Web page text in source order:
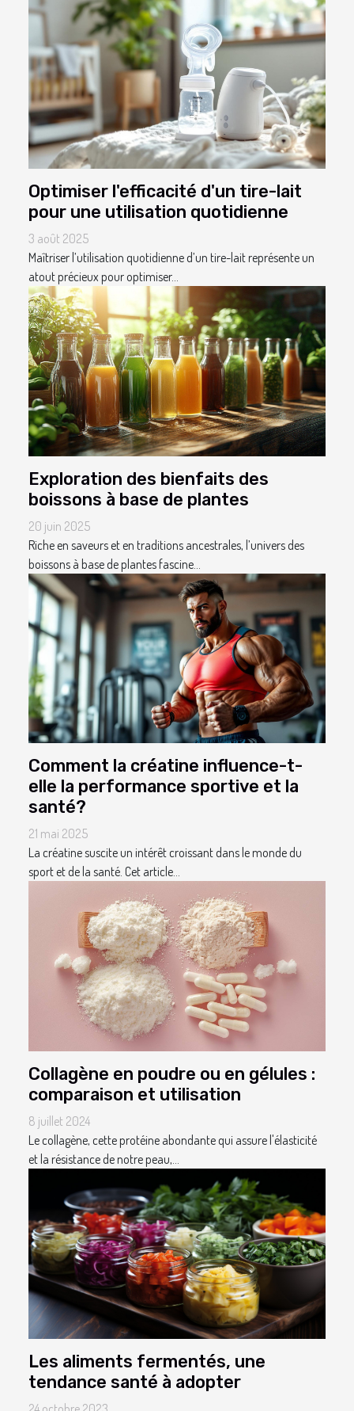
Optimiser l'efficacité d'un tire-lait
pour une utilisation quotidienne
3 août 2025
Maîtriser l’utilisation quotidienne d’un tire-lait représente un
atout précieux pour optimiser...
Exploration des bienfaits des
boissons à base de plantes
20 juin 2025
Riche en saveurs et en traditions ancestrales, l’univers des
boissons à base de plantes fascine...
Comment la créatine influence-t-
elle la performance sportive et la
santé?
21 mai 2025
La créatine suscite un intérêt croissant dans le monde du
sport et de la santé. Cet article...
Collagène en poudre ou en gélules :
comparaison et utilisation
8 juillet 2024
Le collagène, cette protéine abondante qui assure l'élasticité
et la résistance de notre peau,...
Les aliments fermentés, une
tendance santé à adopter